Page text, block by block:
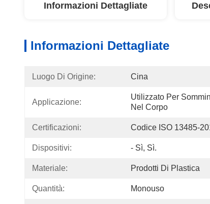
Informazioni Dettagliate
Informazioni Dettagliate
Luogo Di Origine: Cina
Applicazione:
Utilizzato Per
Nel Corpo
Certificazioni: Codice ISO 13485-
Dispositivi: - Sì, Sì.
Materiale: Prodotti Di Plastica
Quantità: Monouso